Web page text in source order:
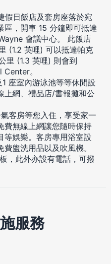
假日飯店及套房座落於宛
區，開車 15 分鐘即可抵達
會議中心。 此飯店
(1.2 英哩) 可以抵達帕克
里 (1.3 英哩) 則會到
。
座室內游泳池等等休閒設
上網、禮品店/書報攤和公
客房等您入住，享受家一
費無線上網讓您隨時保持
等娛樂。客房專用浴室設
盥洗用品以及吹風機。
，此外亦設有電話，可撥
服務